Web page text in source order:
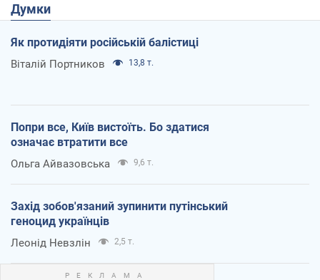
Думки
Як протидіяти російській балістиці
Віталій Портников 13,8 т.
Попри все, Київ вистоїть. Бо здатися
означає втратити все
Ольга Айвазовська 9,6 т.
Захід зобов'язаний зупинити путінський
геноцид українців
Леонід Невзлін 2,5 т.